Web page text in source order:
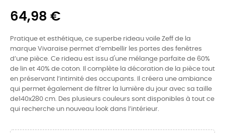
64,98 €
Pratique et esthétique, ce superbe rideau voile Zeff de la
marque Vivaraise permet d’embellir les portes des fenêtres
d’une pièce. Ce rideau est issu d'une mélange parfaite de 60%
de lin et 40% de coton. Il complète la décoration de la pièce tout
en préservant l’intimité des occupants. Il créera une ambiance
qui permet également de filtrer la lumière du jour avec sa taille
de140x280 cm. Des plusieurs couleurs sont disponibles à tout ce
qui recherche un nouveau look dans l’intérieur.